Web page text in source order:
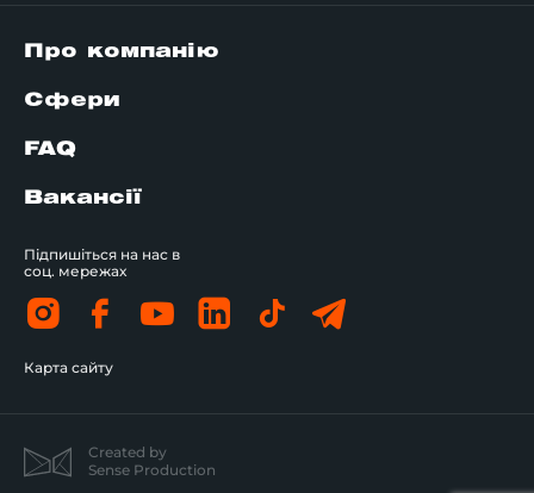
Про компанію
Сфери
FAQ
Вакансії
Підпишіться на нас в
соц. мережах
Карта сайту
Created by
Sense Production